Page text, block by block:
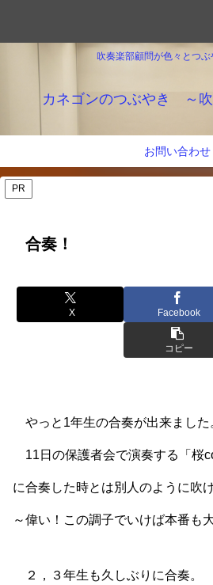
吹奏楽部顧問が色々とつぶ
カネゴンのつぶやき ～吹
お問い合わせ
PR
合奏！
X Facebook
コピー
やっと1年生の合奏が出来ました
11日の保護者会で演奏する「桜
に合奏した時とは別人のように吹
～偉い！この調子でいけば本番も
２，３年生も久しぶりに合奏。